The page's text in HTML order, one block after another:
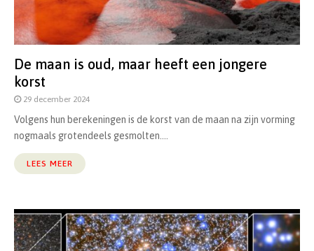
De maan is oud, maar heeft een jongere
korst
29 december 2024
Volgens hun berekeningen is de korst van de maan na zijn vorming
nogmaals grotendeels gesmolten....
LEES MEER